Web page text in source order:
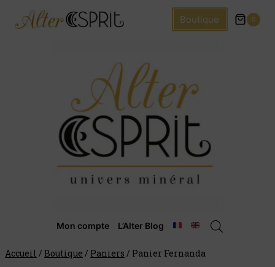
Boutique 0
Mon compte L’Alter Blog
Accueil / Boutique / Paniers / Panier Fernanda